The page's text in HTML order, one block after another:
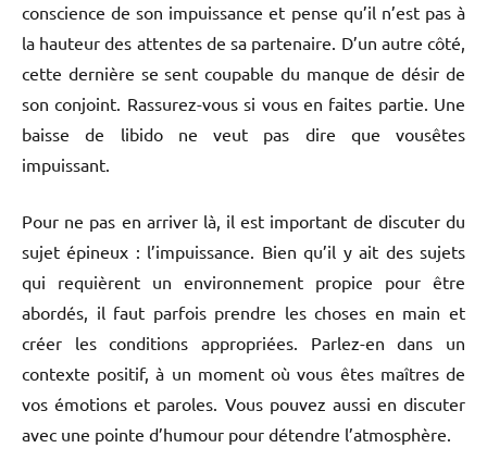
conscience de son impuissance et pense qu’il n’est pas à
la hauteur des attentes de sa partenaire. D’un autre côté,
cette dernière se sent coupable du manque de désir de
son conjoint. Rassurez-vous si vous en faites partie. Une
baisse de libido ne veut pas dire que vousêtes
impuissant.
Pour ne pas en arriver là, il est important de discuter du
sujet épineux : l’impuissance. Bien qu’il y ait des sujets
qui requièrent un environnement propice pour être
abordés, il faut parfois prendre les choses en main et
créer les conditions appropriées. Parlez-en dans un
contexte positif, à un moment où vous êtes maîtres de
vos émotions et paroles. Vous pouvez aussi en discuter
avec une pointe d’humour pour détendre l’atmosphère.